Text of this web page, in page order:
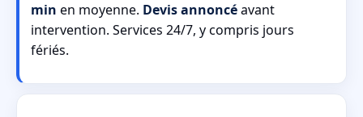
min en moyenne. Devis annoncéavant
intervention. Services 24/7, y compris jours
fériés.